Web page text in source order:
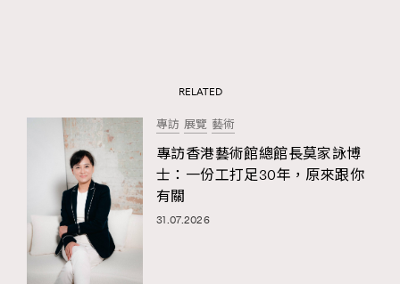
RELATED
專訪 展覽 藝術
專訪香港藝術館總館長莫家詠博
士：一份工打足30年，原來跟你
有關
31.07.2026